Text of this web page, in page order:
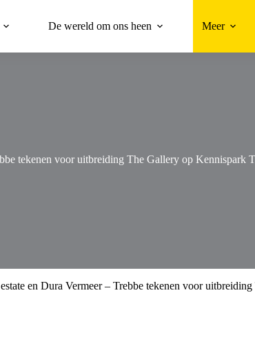
De wereld om ons heen
Meer
tekenen voor uitbreiding The Gallery op Kennispark
estate en Dura Vermeer – Trebbe tekenen voor